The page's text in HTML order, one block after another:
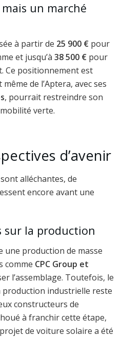
un marché
à partir de 25 900 € pour
et jusqu’à 38 500 € pour
Ce positionnement est
de l’Aptera, avec ses
, pourrait restreindre son
verte.
d’avenir
alléchantes, de
encore avant une
sur la production
production de masse
comme CPC Group et
l’assemblage. Toutefois, le
industrielle reste
constructeurs de
à franchir cette étape,
de voiture solaire a été